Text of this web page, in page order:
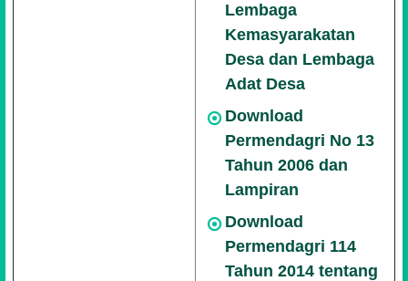
Lembaga
Kemasyarakatan
Desa dan Lembaga
Adat Desa
Download
Permendagri No 13
Tahun 2006 dan
Lampiran
Download
Permendagri 114
Tahun 2014 tentang